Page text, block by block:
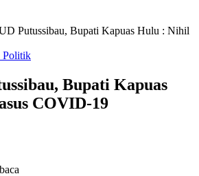
Putussibau, Bupati Kapuas Hulu : Nihil
Politik
Bupati Kapuas
COVID-19